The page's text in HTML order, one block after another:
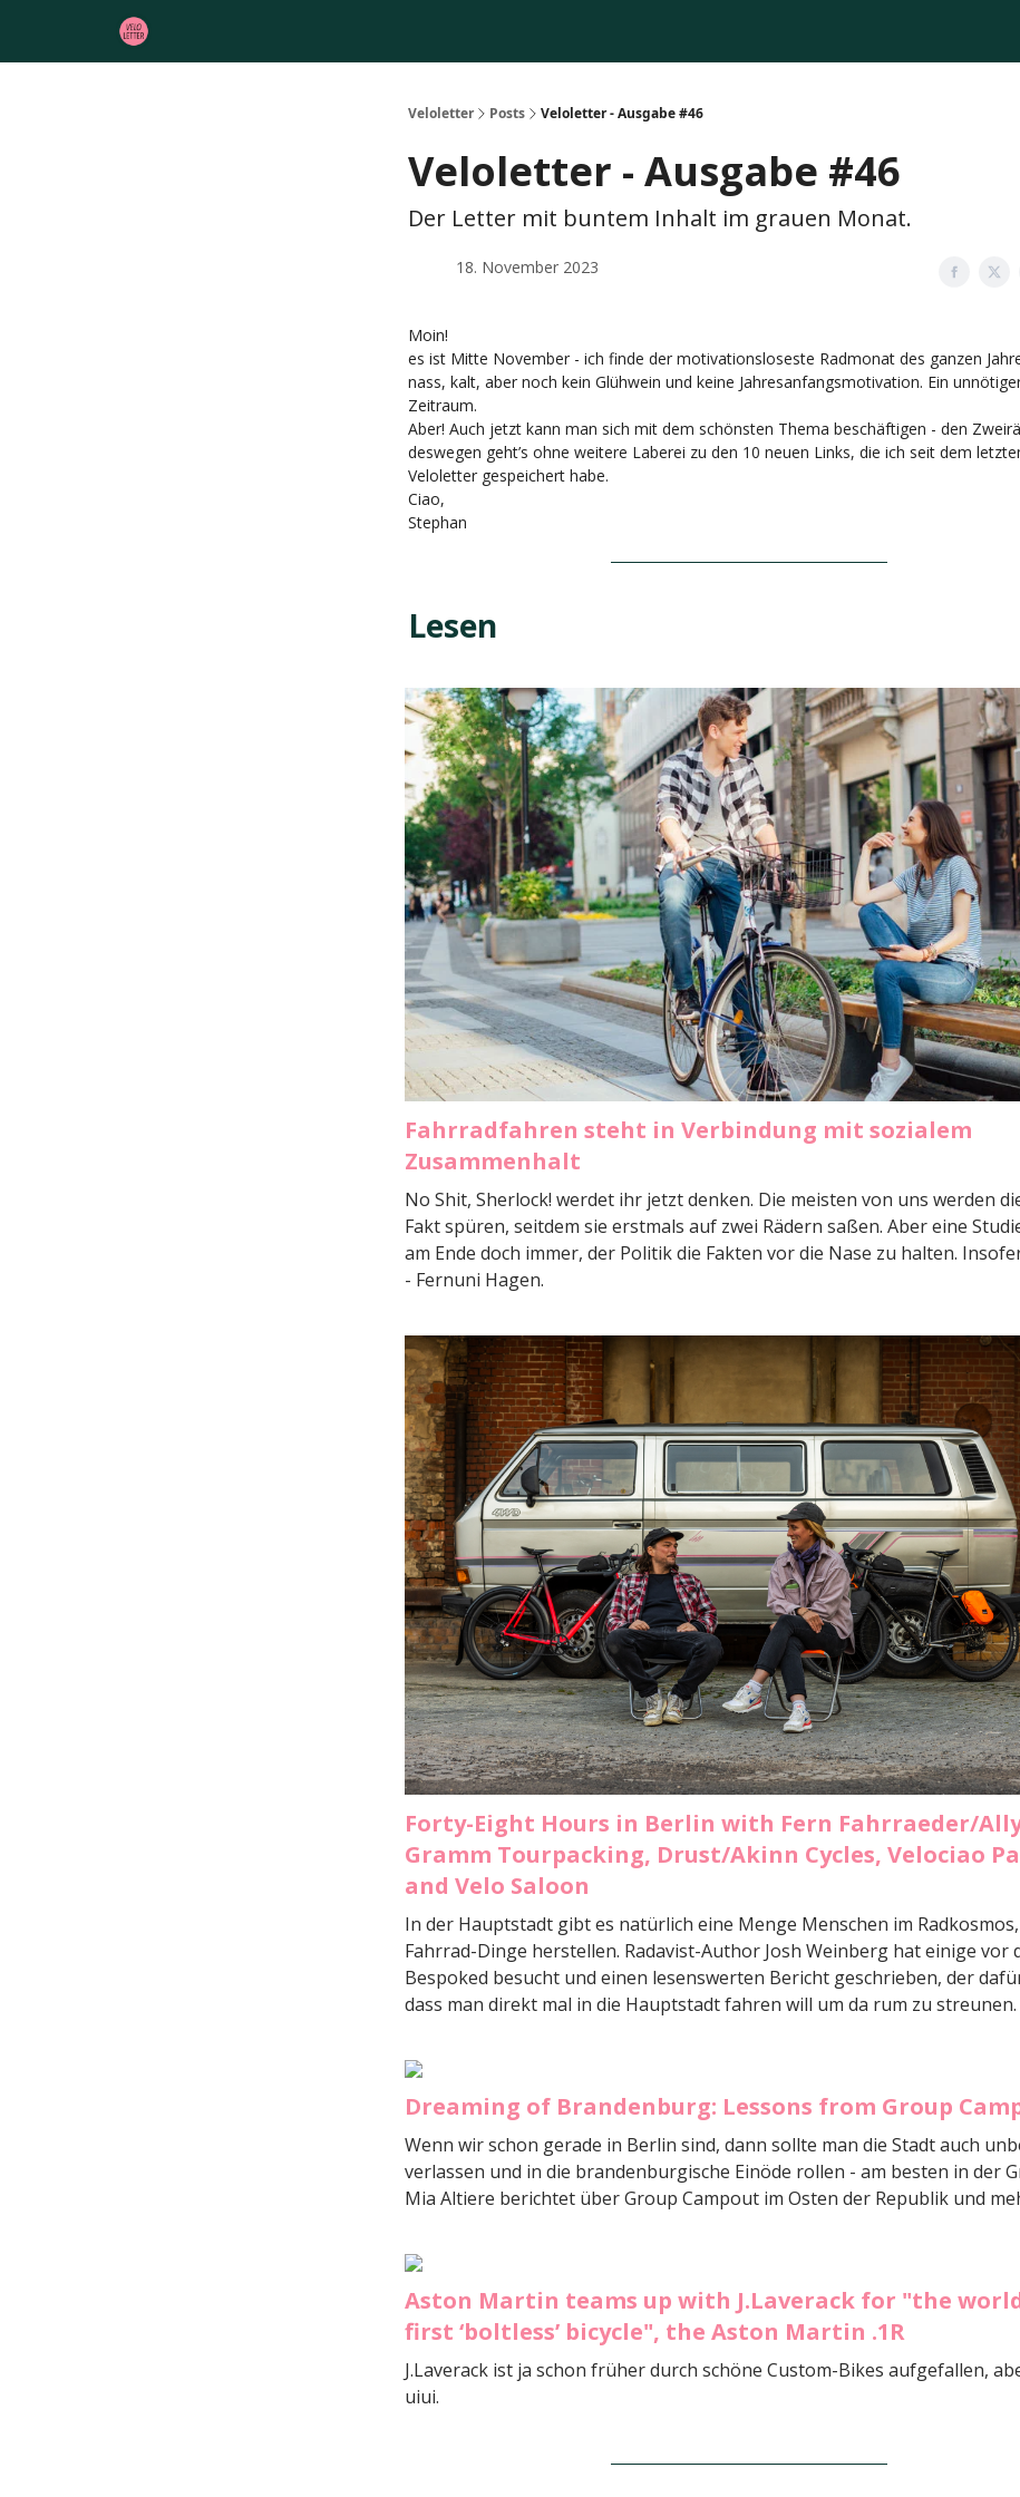
Veloletter Posts Veloletter - Ausgabe #46
Veloletter - Ausgabe #46
Der Letter mit buntem Inhalt im grauen Monat.
18. November 2023
Moin!
es ist Mitte November - ich finde der motivationsloseste Radmonat des ganzen
nass, kalt, aber noch kein Glühwein und keine Jahresanfangsmotivation. Ein
Zeitraum.
Aber! Auch jetzt kann man sich mit dem schönsten Thema beschäftigen - den
deswegen geht’s ohne weitere Laberei zu den 10 neuen Links, die ich seit dem
Veloletter gespeichert habe.
Ciao,
Stephan
Lesen
Fahrradfahren steht in Verbindung mit sozialem
Zusammenhalt
No Shit, Sherlock! werdet ihr jetzt denken. Die meisten von uns werden
Fakt spüren, seitdem sie erstmals auf zwei Rädern saßen. Aber eine
am Ende doch immer, der Politik die Fakten vor die Nase zu halten.
- Fernuni Hagen.
Forty-Eight Hours in Berlin with Fern Fahrraeder/
Gramm Tourpacking, Drust/Akinn Cycles, Velociao
and Velo Saloon
In der Hauptstadt gibt es natürlich eine Menge Menschen im
Fahrrad-Dinge herstellen. Radavist-Author Josh Weinberg hat einige vor
Bespoked besucht und einen lesenswerten Bericht geschrieben, der
dass man direkt mal in die Hauptstadt fahren will um da rum zu streunen.
Dreaming of Brandenburg: Lessons from Group
Wenn wir schon gerade in Berlin sind, dann sollte man die Stadt auch
verlassen und in die brandenburgische Einöde rollen - am besten in der
Mia Altiere berichtet über Group Campout im Osten der Republik und
Aston Martin teams up with J.Laverack for "the
first ‘boltless’ bicycle", the Aston Martin .1R
J.Laverack ist ja schon früher durch schöne Custom-Bikes aufgefallen,
uiui.